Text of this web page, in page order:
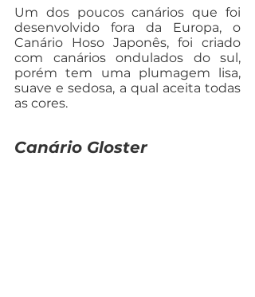
Um dos poucos canários que foi
desenvolvido fora da Europa, o
Canário Hoso Japonês, foi criado
com canários ondulados do sul,
porém tem uma plumagem lisa,
suave e sedosa, a qual aceita todas
as cores.
Canário Gloster